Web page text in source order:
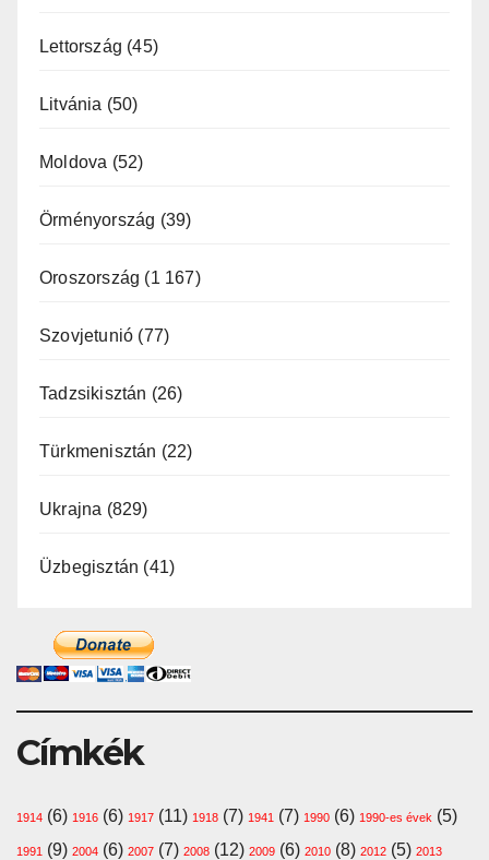
Lettország (45)
Litvánia (50)
Moldova (52)
Örményország (39)
Oroszország (1 167)
Szovjetunió (77)
Tadzsikisztán (26)
Türkmenisztán (22)
Ukrajna (829)
Üzbegisztán (41)
Címkék
1914 (6) 1916 (6) 1917 (11) 1918 (7) 1941 (7) 1990 (6) 1990-es évek (5)
1991 (9) 2004 (6) 2007 (7) 2008 (12) 2009 (6) 2010 (8) 2012 (5) 2013